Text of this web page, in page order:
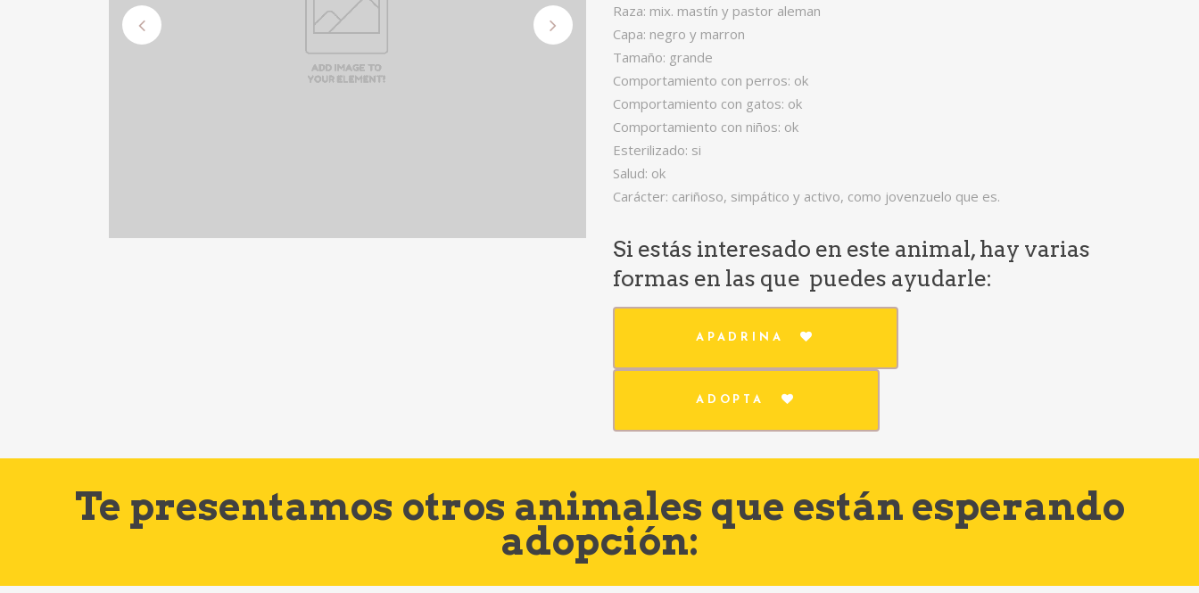
Raza: mix. mastín y pastor aleman
Capa: negro y marron
Tamaño: grande
Comportamiento con perros: ok
Comportamiento con gatos: ok
Comportamiento con niños: ok
Esterilizado: si
Salud: ok
Carácter: cariñoso, simpático y activo, como jovenzuelo que es.
Si estás interesado en este animal, hay varias
formas en las que puedes ayudarle:
APADRINA
ADOPTA
Te presentamos otros animales que están esperando
adopción: